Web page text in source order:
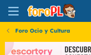
Foro Ocio y Cultura